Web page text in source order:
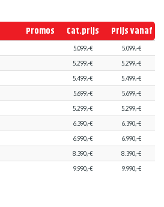
Promos Cat.prijs Prijs vanaf
5.099,-€ 5.099,-€
5.299,-€ 5.299,-€
5.499,-€ 5.499,-€
5.699,-€ 5.699,-€
5.299,-€ 5.299,-€
6.390,-€ 6.390,-€
6.990,-€ 6.990,-€
8.390,-€ 8.390,-€
9.990,-€ 9.990,-€